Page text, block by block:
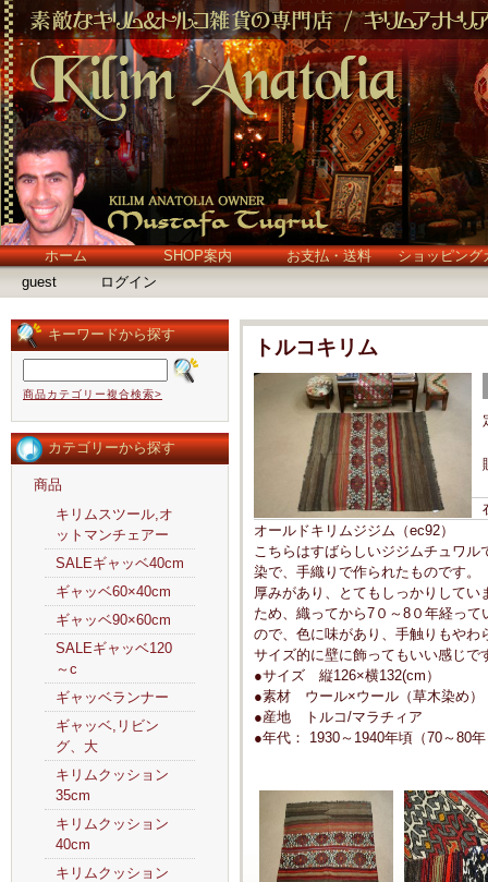
ホーム SHOP案内 お支払・送料
ショッピング
guest
ログイン
キーワードから探す
商品カテゴリー複合検索>
カテゴリーから探す
商品
キリムスツール,オ
ットマンチェアー
SALEギャッベ40cm
ギャッベ60×40cm
ギャッベ90×60cm
SALEギャッベ120
～c
ギャッベランナー
ギャッベ,リビン
グ、大
キリムクッション
35cm
キリムクッション
40cm
キリムクッション
トルコキリム
オールドキリムジジム（ec92）
こちらはすばらしいジジムチュワ
染で、手織りで作られたものです。
厚みがあり、とてもしっかりして
ため、織ってから7０～8０年経っ
ので、色に味があり、手触りもやわ
サイズ的に壁に飾ってもいい感じで
●サイズ 縦126×横132(cm）
●素材 ウール×ウール（草木染め）
●産地 トルコ/マラチィア
●年代： 1930～1940年頃（70～80